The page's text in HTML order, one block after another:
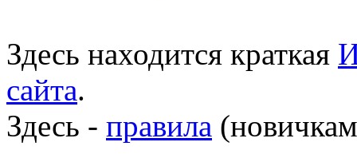
Здесь находится краткая
сайта.
Здесь - правила